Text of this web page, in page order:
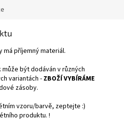
má příjemný materiál.
být dodáván v různých
variantách - ZBOŽÍ VYBÍRÁME
zásoby.
vzoru/barvě, zeptejte :)
produktu. !